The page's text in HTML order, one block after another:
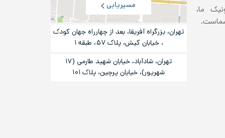
ما،
مسیریابی
تهران، بزرگراه آفریقا، بعد از چهارراه جهان کودک
، خیابان کیش، پلاک ۵۷، طبقه ۱
تهران، شادآباد، خیابان شهید طارمی (۱۷
شهریور)، خیایان پرچین، پلاک ۱۰۱